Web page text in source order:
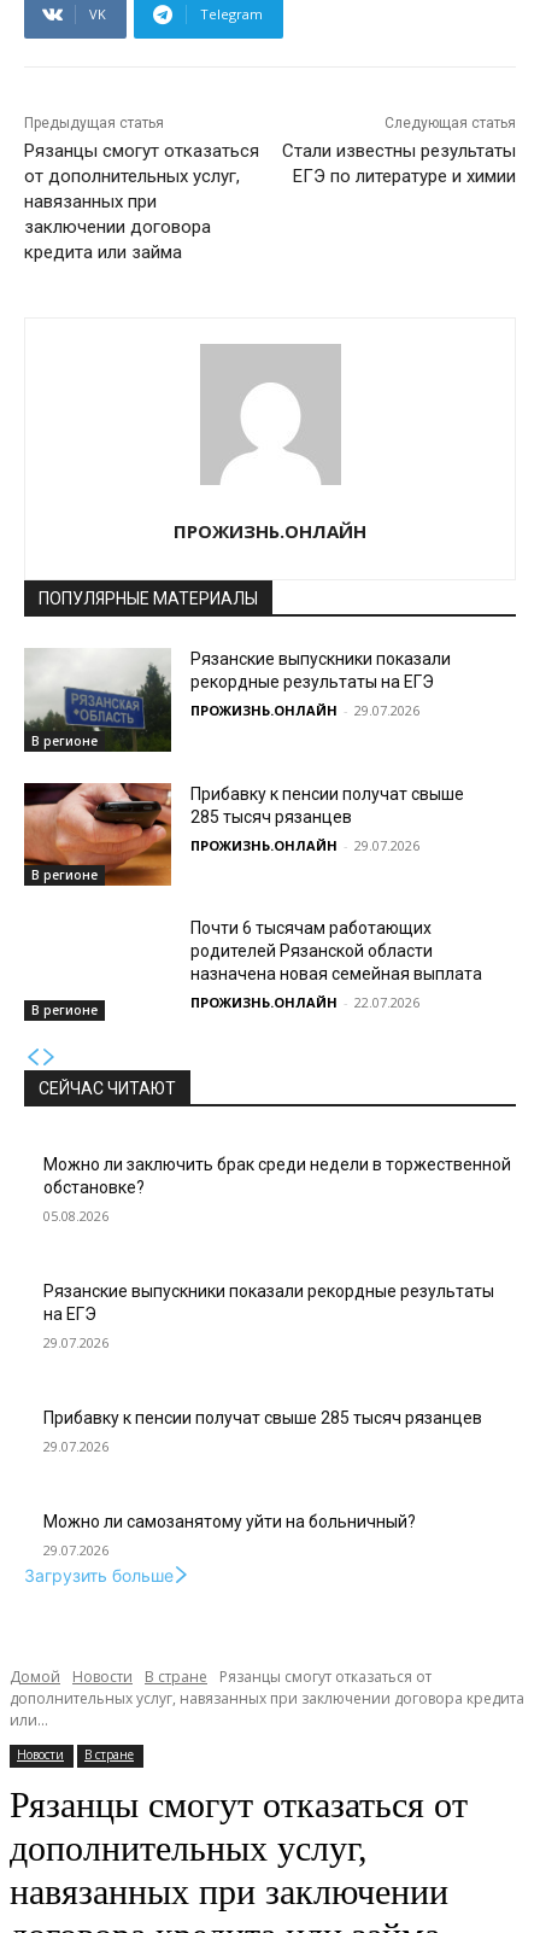
VK Telegram
Предыдущая статья
Рязанцы смогут отказаться
от дополнительных услуг,
навязанных при
заключении договора
кредита или займа
Следующая статья
Стали известны результаты
ЕГЭ по литературе и химии
ПРОЖИЗНЬ.ОНЛАЙН
ПОПУЛЯРНЫЕ МАТЕРИАЛЫ
В регионе
Рязанские выпускники показали
рекордные результаты на ЕГЭ
ПРОЖИЗНЬ.ОНЛАЙН - 29.07.2026
В регионе
Прибавку к пенсии получат свыше
285 тысяч рязанцев
ПРОЖИЗНЬ.ОНЛАЙН - 29.07.2026
В регионе
Почти 6 тысячам работающих
родителей Рязанской области
назначена новая семейная выплата
ПРОЖИЗНЬ.ОНЛАЙН - 22.07.2026
СЕЙЧАС ЧИТАЮТ
Можно ли заключить брак среди недели в торжественной
обстановке?
05.08.2026
Рязанские выпускники показали рекордные результаты
на ЕГЭ
29.07.2026
Прибавку к пенсии получат свыше 285 тысяч рязанцев
29.07.2026
Можно ли самозанятому уйти на больничный?
29.07.2026
Загрузить больше